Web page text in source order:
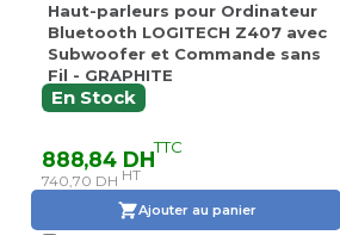
Haut-parleurs pour Ordinateur
Bluetooth LOGITECH Z407 avec
Subwoofer et Commande sans
Fil - GRAPHITE
En Stock
888,84 DHTTC
740,70 DH HT
Ajouter au panier